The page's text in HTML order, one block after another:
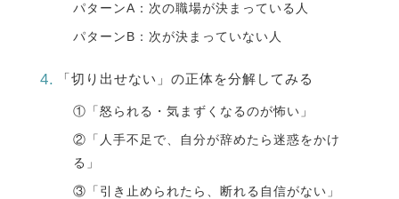
パターンA：次の職場が決まっている人
パターンB：次が決まっていない人
「切り出せない」の正体を分解してみる
①「怒られる・気まずくなるのが怖い」
②「人手不足で、自分が辞めたら迷惑をかけ
る」
③「引き止められたら、断れる自信がない」